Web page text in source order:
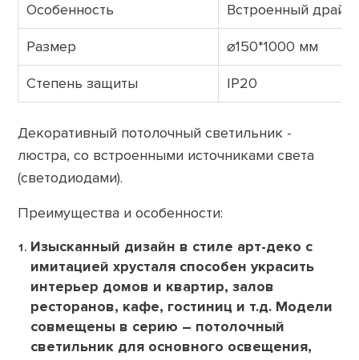
Особенность Встроенный
Размер ⌀150*1000 мм
Степень защиты IP20
Декоративный потолочный светильник -
люстра, со встроенными источниками света
(светодиодами).
Преимущества и особенности:
Изысканный дизайн в стиле арт-деко с
имитацией хрусталя способен украсить
интерьер домов и квартир, залов
ресторанов, кафе, гостиниц и т.д. Модели
совмещены в серию – потолочный
светильник для основного освещения,